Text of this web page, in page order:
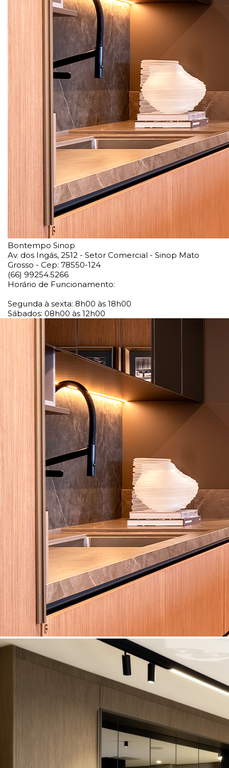
Bontempo Sinop
Av. dos Ingás, 2512 - Setor Comercial - Sinop Mato
Grosso - Cep: 78550-124
(66) 99254.5266
Horário de Funcionamento:
Segunda à sexta: 8h00 às 18h00
Sábados: 08h00 às 12h00